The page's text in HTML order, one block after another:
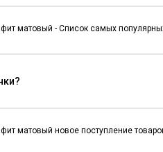
матовый - Список самых
матовый новое поступление